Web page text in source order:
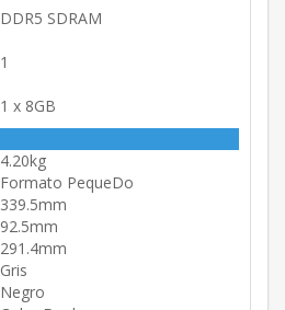
DDR5 SDRAM
1
1 x 8GB
4.20kg
Formato PequeDo
339.5mm
92.5mm
291.4mm
Gris
Negro